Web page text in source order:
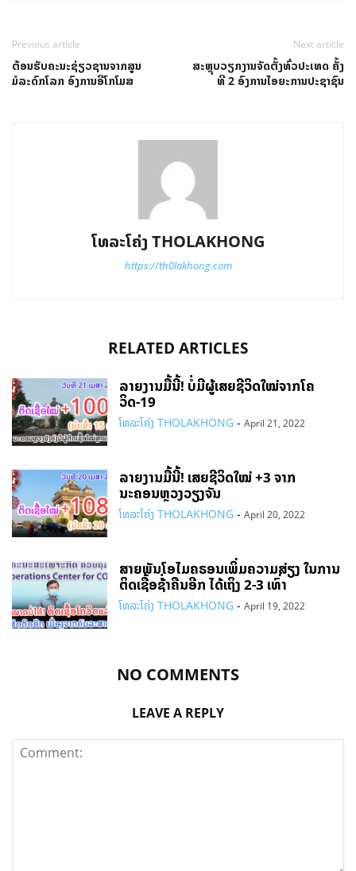
Previous article
ຕ້ອນຮັບຄະນະຊ່ຽວຊານຈາກສູນ
ມໍລະດົກໂລກ ອົງການອີໂກໂມສ
Next article
ສະຫຼຸບວຽກງານຈັດຕັ້ງທົ່ວປະເທດ ຄັ້ງ
ທີ 2 ອົງການໄອຍະການປະຊາຊົນ
ໂທລະໂຄ່ງ THOLAKHONG
https://th0lakhong.com
RELATED ARTICLES
ລາຍງານມື້ນີ້! ບໍ່ມີຜູ້ເສຍຊີວິດໃໝ່ຈາກໂຄ
ວິດ-19
ໂທລະໂຄ່ງ THOLAKHONG - April 21, 2022
ລາຍງານມື້ນີ້! ເສຍຊີວິດໃໝ່ +3 ຈາກ
ນະຄອນຫຼວງວຽງຈັນ
ໂທລະໂຄ່ງ THOLAKHONG - April 20, 2022
ສາຍພັນໂອໄມຄຣອນເພິ່ມຄວາມສ່ຽງ ໃນການ
ຕິດເຊື້ອຊໍ່້າຄືນອີກ ໄດ້ເຖິງ 2-3 ເທົ່າ
ໂທລະໂຄ່ງ THOLAKHONG - April 19, 2022
NO COMMENTS
LEAVE A REPLY